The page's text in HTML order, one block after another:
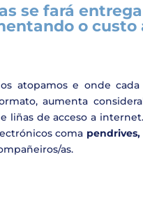
se fará
o custo
atopamos e onde
aumenta
liñas de acceso a
coma
as.